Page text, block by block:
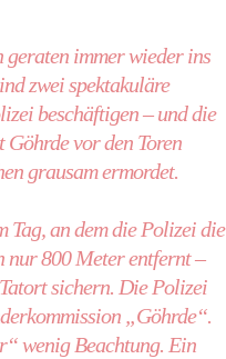
immer wieder ins
zwei spektakuläre
beschäftigen – und die
vor den Toren
grausam ermordet.
Tag, an dem die Polizei die
nur 800 Meter entfernt –
sichern. Die Polizei
„Göhrde“.
wenig Beachtung. Ein